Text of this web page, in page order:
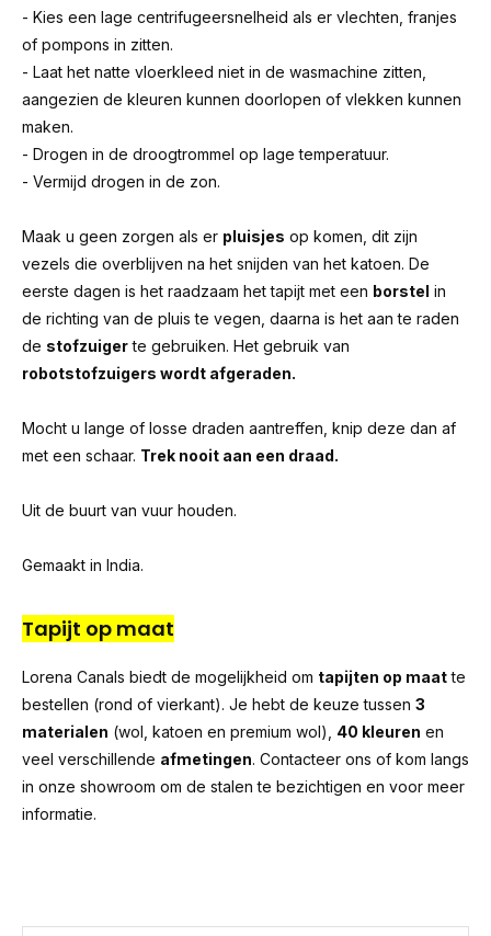
- Kies een lage centrifugeersnelheid als er vlechten, franjes
of pompons in zitten.
- Laat het natte vloerkleed niet in de wasmachine zitten,
aangezien de kleuren kunnen doorlopen of vlekken kunnen
maken.
- Drogen in de droogtrommel op lage temperatuur.
- Vermijd drogen in de zon.
Maak u geen zorgen als er pluisjes op komen, dit zijn
vezels die overblijven na het snijden van het katoen. De
eerste dagen is het raadzaam het tapijt met een borstel in
de richting van de pluis te vegen, daarna is het aan te raden
de stofzuigerte gebruiken. Het gebruik van
robotstofzuigers wordt afgeraden.
Mocht u lange of losse draden aantreffen, knip deze dan af
met een schaar. Trek nooit aan een draad.
Uit de buurt van vuur houden.
Gemaakt in India.
Tapijt op maat
Lorena Canals biedt de mogelijkheid om tapijten op maatte
bestellen (rond of vierkant). Je hebt de keuze tussen 3
materialen (wol, katoen en premium wol), 40 kleuren en
veel verschillende afmetingen. Contacteer ons of kom langs
in onze showroom om de stalen te bezichtigen en voor meer
informatie.